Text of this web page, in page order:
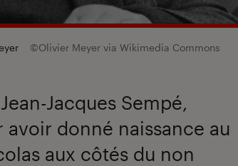
©Olivier Meyer via Wikimedia Commons
Jacques Sempé,
donné naissance au
aux côtés du non